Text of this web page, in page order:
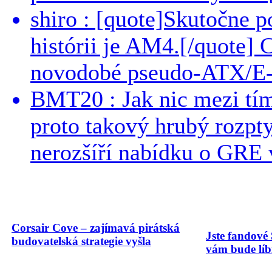
shiro : [quote]Skutočne
histórii je AM4.[/quote]
novodobé pseudo-ATX/
BMT20 : Jak nic mezi
proto takový hrubý
nerozšíří nabídku o GRE
Corsair Cove – zajímavá pirátská
budovatelská strategie vyšla
Jste
vám bude